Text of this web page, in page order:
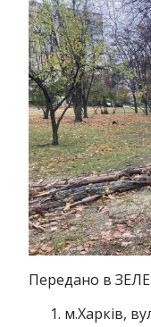
Передано в
м.Харків,